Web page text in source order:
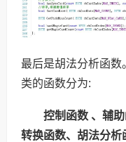
最后是胡法分析函数
类的函数分为:
控制函数 、辅
转换函数、胡法分析